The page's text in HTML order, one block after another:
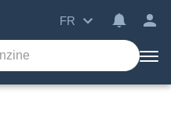
FR